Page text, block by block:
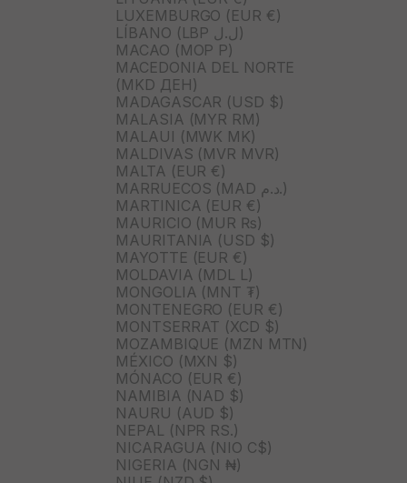
LUXEMBURGO (EUR €)
LÍBANO (LBP ل.ل)
MACAO (MOP P)
MACEDONIA DEL NORTE
(MKD ДЕН)
MADAGASCAR (USD $)
MALASIA (MYR RM)
MALAUI (MWK MK)
MALDIVAS (MVR MVR)
MALTA (EUR €)
MARRUECOS (MAD د.م.)
MARTINICA (EUR €)
MAURICIO (MUR ₨)
MAURITANIA (USD $)
MAYOTTE (EUR €)
MOLDAVIA (MDL L)
MONGOLIA (MNT ₮)
MONTENEGRO (EUR €)
MONTSERRAT (XCD $)
MOZAMBIQUE (MZN MTN)
MÉXICO (MXN $)
MÓNACO (EUR €)
NAMIBIA (NAD $)
NAURU (AUD $)
NEPAL (NPR RS.)
NICARAGUA (NIO C$)
NIGERIA (NGN ₦)